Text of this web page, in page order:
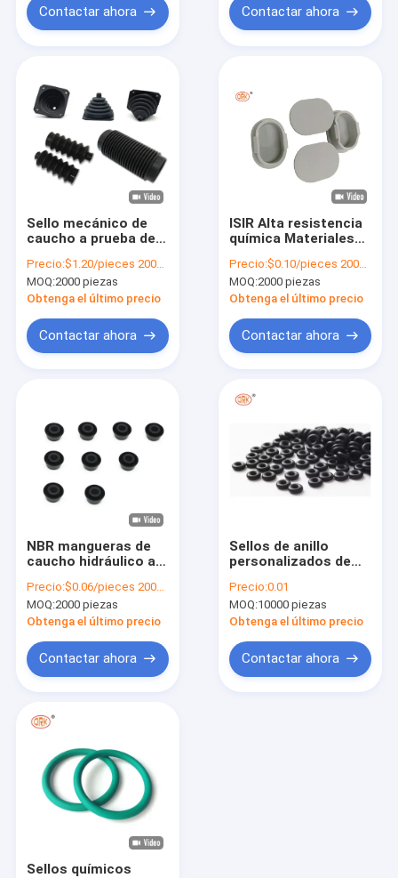
Videos
Sobre nosotros
Contacto
Todos los casos
Solicitar una cotización
Sellos de caucho para automóviles
Sellos de caucho de conector
Sellos de caucho para herramientas eléctricas
Contactar ahora Contactar ahora
Sello mecánico de
caucho a prueba de
accionamiento
Sellos de caucho a
presión a medida
Precio:$1.20/pieces 2000-4999 pieces
MOQ:2000 piezas
Obtenga el último precio
Contactar ahora
ISIR Alta resistencia
química Materiales
de presión de caucho
de silicona moldeado
a medida para
Precio:$0.10/pieces 2000-4999 pieces
MOQ:2000 piezas
Obtenga el último precio
Contactar ahora
NBR mangueras de
caucho hidráulico a
sistema de curado
de azufre curado y
peróxido curado
Precio:$0.06/pieces 2000-4999 pieces
MOQ:2000 piezas
Obtenga el último precio
Contactar ahora
Sellos de anillo
personalizados de
para sellos químicos
clásicos
Precio:0.01
MOQ:10000 piezas
Obtenga el último precio
Contactar ahora
Sellos químicos